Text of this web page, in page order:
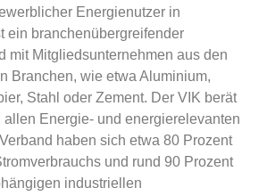
Energienutzer in
ein branchenübergreifender
mit Mitgliedsunternehmen aus den
Branchen, wie etwa Aluminium,
Stahl oder Zement. Der VIK berät
Energie- und energierelevanten
haben sich etwa 80 Prozent
und rund 90 Prozent
industriellen